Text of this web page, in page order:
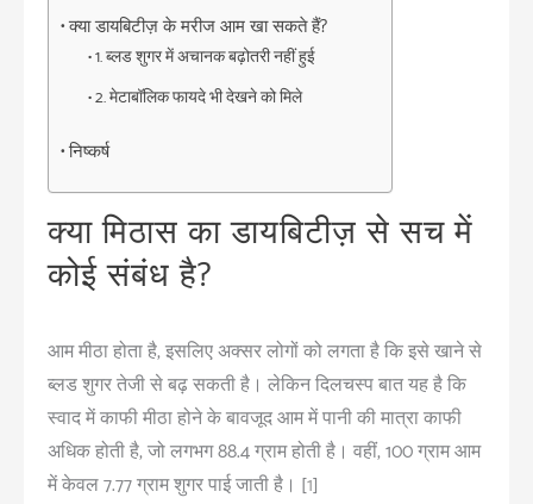
क्या डायबिटीज़ के मरीज आम खा सकते हैं?
1. ब्लड शुगर में अचानक बढ़ोतरी नहीं हुई
2. मेटाबॉलिक फायदे भी देखने को मिले
निष्कर्ष
क्या मिठास का डायबिटीज़ से सच में
कोई संबंध है?
आम मीठा होता है, इसलिए अक्सर लोगों को लगता है कि इसे खाने से
ब्लड शुगर तेजी से बढ़ सकती है। लेकिन दिलचस्प बात यह है कि
स्वाद में काफी मीठा होने के बावजूद आम में पानी की मात्रा काफी
अधिक होती है, जो लगभग 88.4 ग्राम होती है। वहीं, 100 ग्राम आम
में केवल 7.77 ग्राम शुगर पाई जाती है। [1]